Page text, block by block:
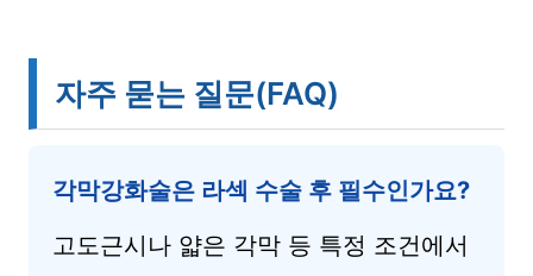
자주 묻는 질문(FAQ)
각막강화술은 라섹 수술 후 필수인가요?
고도근시나 얇은 각막 등 특정 조건에서